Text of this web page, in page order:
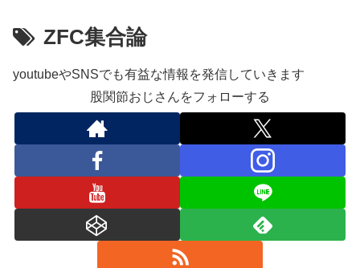
ZFC集合論
youtubeやSNSでも有益な情報を発信していきます
股関節おじさんをフォローする